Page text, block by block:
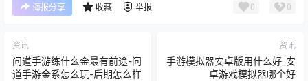
海报分享 收藏 举报 0 0
资讯
问道手游练什么金最有前途-问
道手游金系怎么玩-后期怎么样
资讯
手游模拟器安卓版用什么好_安
卓游戏模拟器哪个好